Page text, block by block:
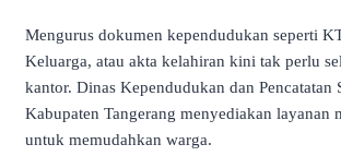
Mengurus dokumen kependudukan seperti
Keluarga, atau akta kelahiran kini tak perlu
kantor. Dinas Kependudukan dan
Kabupaten Tangerang menyediakan layanan
untuk memudahkan warga.